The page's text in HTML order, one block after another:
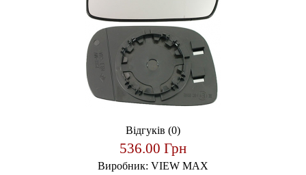
Відгуків (0)
536.00 Грн
Виробник: VIEW MAX